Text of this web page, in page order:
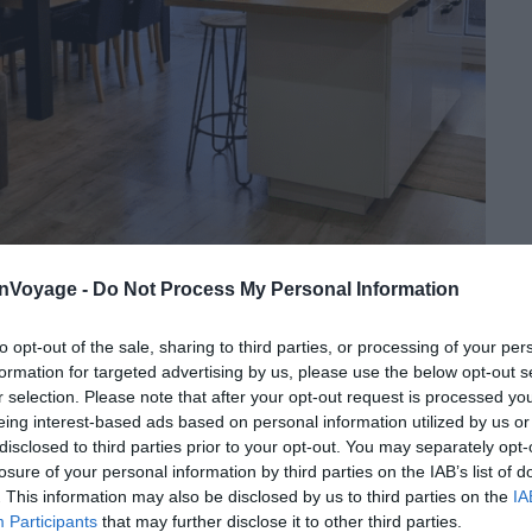
- Do Not Process My Personal Information
opt-out of the sale, sharing to third parties, or processing of your
for targeted advertising by us, please use the below opt-out
selection. Please note that after your opt-out request is processed
interest-based ads based on personal information utilized by us
to third parties prior to your opt-out. You may separately
of your personal information by third parties on the IAB’s list of
This information may also be disclosed by us to third parties on the
Participants that may further disclose it to other third parties.
Crédit photo :Airbnb
mètres de la mer
mètres seulement de la mer, cet appartement
décoré avec goût, il vous offre un intérieur tout